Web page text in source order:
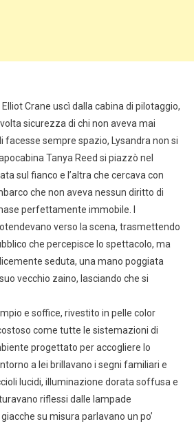
Crane uscì dalla cabina di pilotaggio,
sicurezza di chi non aveva mai
facesse sempre spazio, Lysandra non si
Tanya Reed si piazzò nel
sul fianco e l’altra che cercava con
che non aveva nessun diritto di
perfettamente immobile. I
verso la scena, trasmettendo
che percepisce lo spettacolo, ma
seduta, una mano poggiata
vecchio zaino, lasciando che si
e soffice, rivestito in pelle color
come tutte le sistemazioni di
progettato per accogliere lo
a lei brillavano i segni familiari e
lucidi, illuminazione dorata soffusa e
riflessi dalle lampade
su misura parlavano un po’